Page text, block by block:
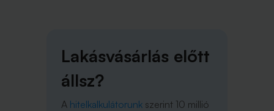
Lakásvásárlás előtt
állsz?
A hitelkalkulátorunk szerint 10 millió